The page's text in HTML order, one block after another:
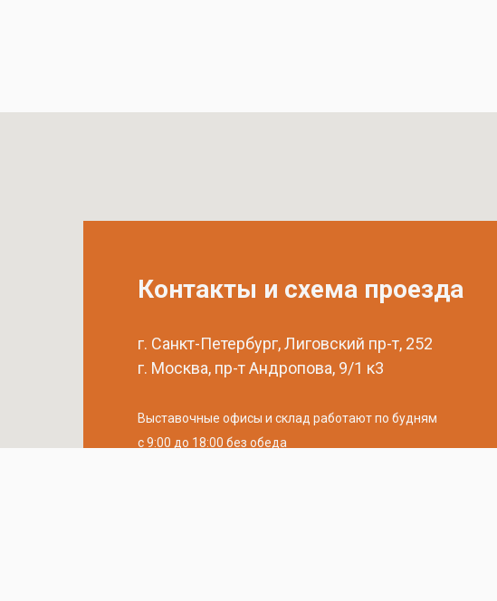
Контакты и схема проезда
г. Санкт-Петербург, Лиговский пр-т, 252
г. Москва, пр-т Андропова, 9/1 к3
Выставочные офисы и склад работают по будням
с 9:00 до 18:00 без обеда